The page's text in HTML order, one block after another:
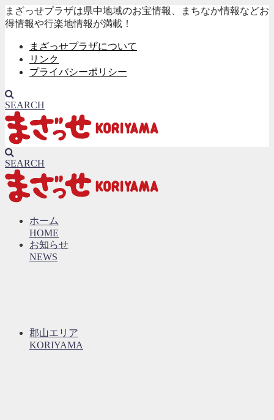
まざっせプラザは県中地域のお宝情報、まちなか情報などお
得情報や行楽地情報が満載！
まざっせプラザについて
リンク
プライバシーポリシー
SEARCH
SEARCH
ホーム
HOME
お知らせ
NEWS
郡山エリア
KORIYAMA